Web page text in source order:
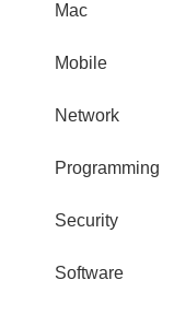
Mac
Mobile
Network
Programming
Security
Software